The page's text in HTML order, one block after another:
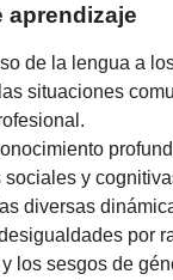
aprendizaje
de la lengua a
situaciones
sociales y
diversas
por
los sesgos de